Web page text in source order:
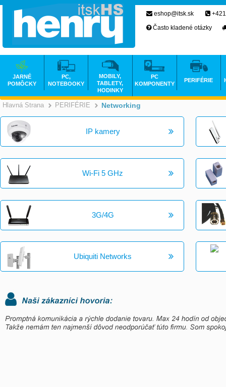
Hlavná Strana >
PERIFÉRIE >
Networking
IP kamery
Wi-Fi 5 GHz
3G/4G
Ubiquiti Networks
eshop@itsk.sk
Často kladené otázky
JARNÉ
POMÔCKY
PC,
NOTEBOOKY
MOBILY,
TABLETY,
HODINKY
PC
KOMPONENTY
PERIFÉRIE